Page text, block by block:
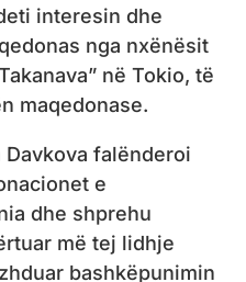
interesin dhe
nga nxënësit
në Tokio, të
maqedonase.
falënderoi
e
dhe shprehu
më tej lidhje
bashkëpunimin